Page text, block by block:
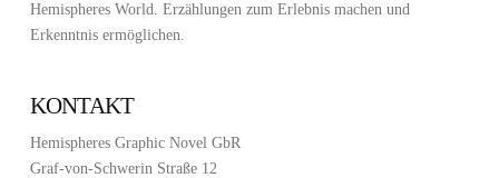
Hemispheres World. Erzählungen zum Erlebnis machen und
Erkenntnis ermöglichen.
KONTAKT
Hemispheres Graphic Novel GbR
Graf-von-Schwerin Straße 12